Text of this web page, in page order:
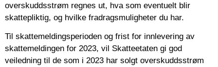
overskuddsstrøm regnes ut, hva som eventuelt blir
skattepliktig, og hvilke fradragsmuligheter du har.
Til skattemeldingsperioden og frist for innlevering av
skattemeldingen for 2023, vil Skatteetaten gi god
veiledning til de som i 2023 har solgt overskuddsstrøm